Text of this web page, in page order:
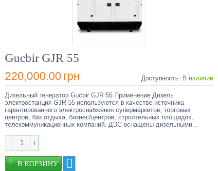
Gucbir GJR 55
220,000.00 грн Доступность: В наличии
Дизельный генератор Gucbir GJR 55 Применение Дизель
электростанция GJR-55 используются в качестве источника
гарантированного электроснабжения супермаркетов, торговых
центров, баз отдыха, бизнес/центров, строительных площадок,
телекоммуникационных компаний. ДЭС оснащены дизельными...
− +